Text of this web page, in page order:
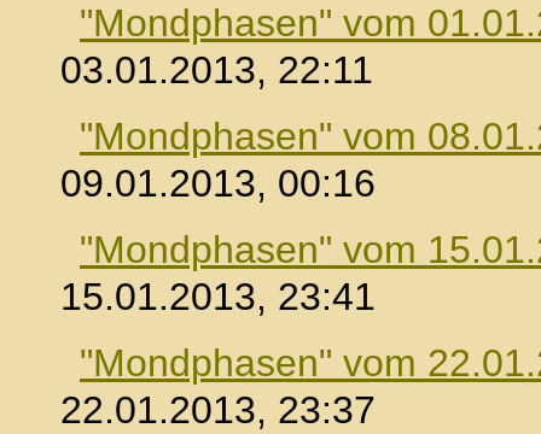
"Mondphasen" vom
03.01.2013, 22:11
"Mondphasen" vom
09.01.2013, 00:16
"Mondphasen" vom
15.01.2013, 23:41
"Mondphasen" vom
22.01.2013, 23:37